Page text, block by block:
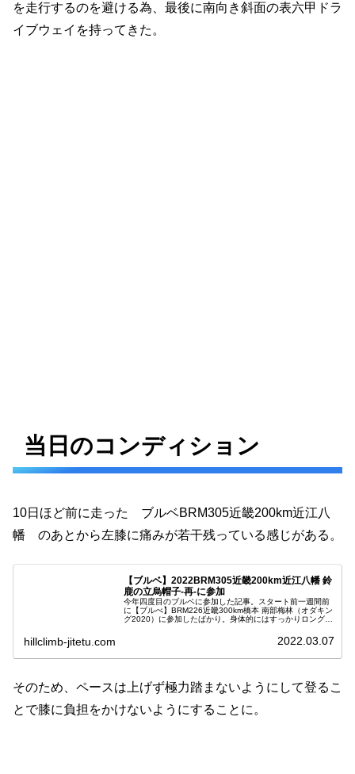
を走行するのを避ける為、最後に南向き斜面の表六甲ドラ
イブウェイを持ってきた。
当日のコンディション
10日ほど前に走った ブルベBRM305近畿200km近江八
幡 のあとから左膝に痛みが若干残っている感じがある。
【ブルベ】2022BRM305近畿200km近江八幡 鈴
鹿の立烏帽子-再-に参加
今年四度目のブルベに参加した記事。スタート前一週間前
に【ブルべ】BRM226近畿300km橋本 南部梅林（オダキン
グ2020）に参加したばかり。身体的にはすっかりロングラ
hillclimb-jitetu.com 2022.03.07
そのため、ペースは上げず極力踏まないようにして登るこ
とで膝に負担をかけないようにすることに。